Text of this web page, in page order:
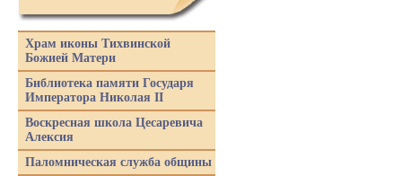
Храм иконы Тихвинской
Божией Матери
Библиотека памяти Государя
Императора Николая II
Воскресная школа Цесаревича
Алексия
Паломническая служба общины